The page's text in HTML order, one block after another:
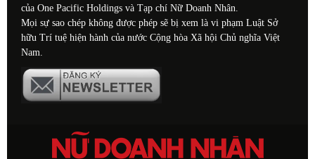
của One Pacific Holdings và Tạp chí Nữ Doanh Nhân.
Mọi sự sao chép không được phép sẽ bị xem là vi phạm Luật Sở
hữu Trí tuệ hiện hành của nước Cộng hòa Xã hội Chủ nghĩa Việt
Nam.